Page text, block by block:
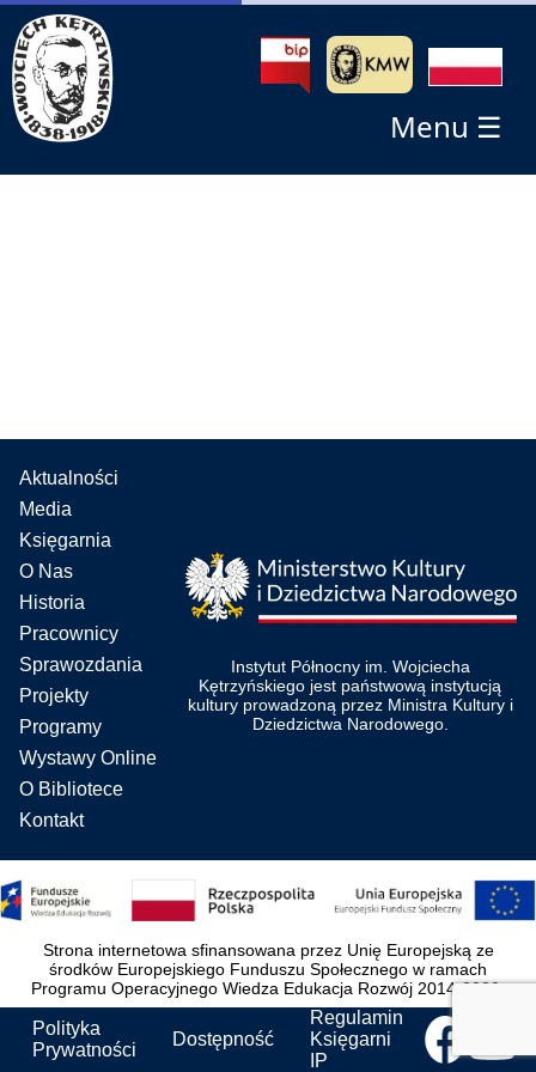
Menu ☰
Aktualności
Media
Księgarnia
O Nas
Historia
Pracownicy
Sprawozdania
Projekty
Programy
Wystawy Online
O Bibliotece
Kontakt
Instytut Północny im. Wojciecha
Kętrzyńskiego jest państwową instytucją
kultury prowadzoną przez Ministra Kultury i
Dziedzictwa Narodowego.
Strona internetowa sfinansowana przez Unię Europejską ze
środków Europejskiego Funduszu Społecznego w ramach
Programu Operacyjnego Wiedza Edukacja Rozwój 2014-2020.
Polityka
Prywatności
Dostępność
Regulamin
Księgarni
IP